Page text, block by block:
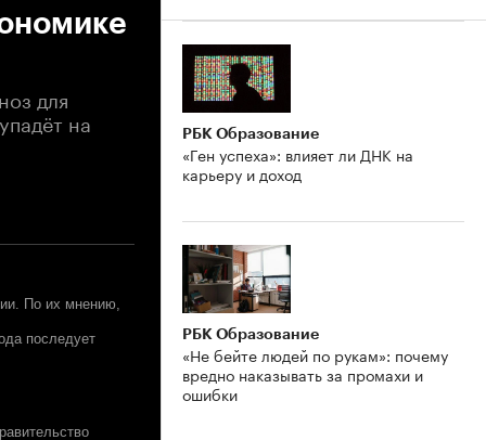
для
на
По их мнению,
последует
РБК Образование
«Ген успеха»: влияет ли ДНК на
карьеру и доход
РБК Образование
«Не бейте людей по рукам»: почему
вредно наказывать за промахи и
ошибки